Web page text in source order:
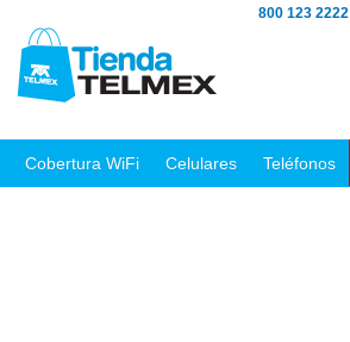
800 123 2222
Cobertura WiFi Celulares Teléfonos